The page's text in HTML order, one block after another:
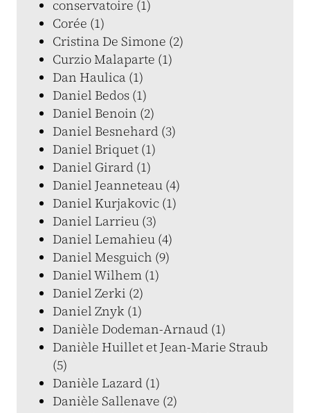
conservatoire (1)
Corée (1)
Cristina De Simone (2)
Curzio Malaparte (1)
Dan Haulica (1)
Daniel Bedos (1)
Daniel Benoin (2)
Daniel Besnehard (3)
Daniel Briquet (1)
Daniel Girard (1)
Daniel Jeanneteau (4)
Daniel Kurjakovic (1)
Daniel Larrieu (3)
Daniel Lemahieu (4)
Daniel Mesguich (9)
Daniel Wilhem (1)
Daniel Zerki (2)
Daniel Znyk (1)
Danièle Dodeman-Arnaud (1)
Danièle Huillet et Jean-Marie Straub
(5)
Danièle Lazard (1)
Danièle Sallenave (2)